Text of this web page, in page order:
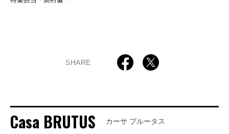
SHARE
Casa BRUTUS カーサ ブルータス